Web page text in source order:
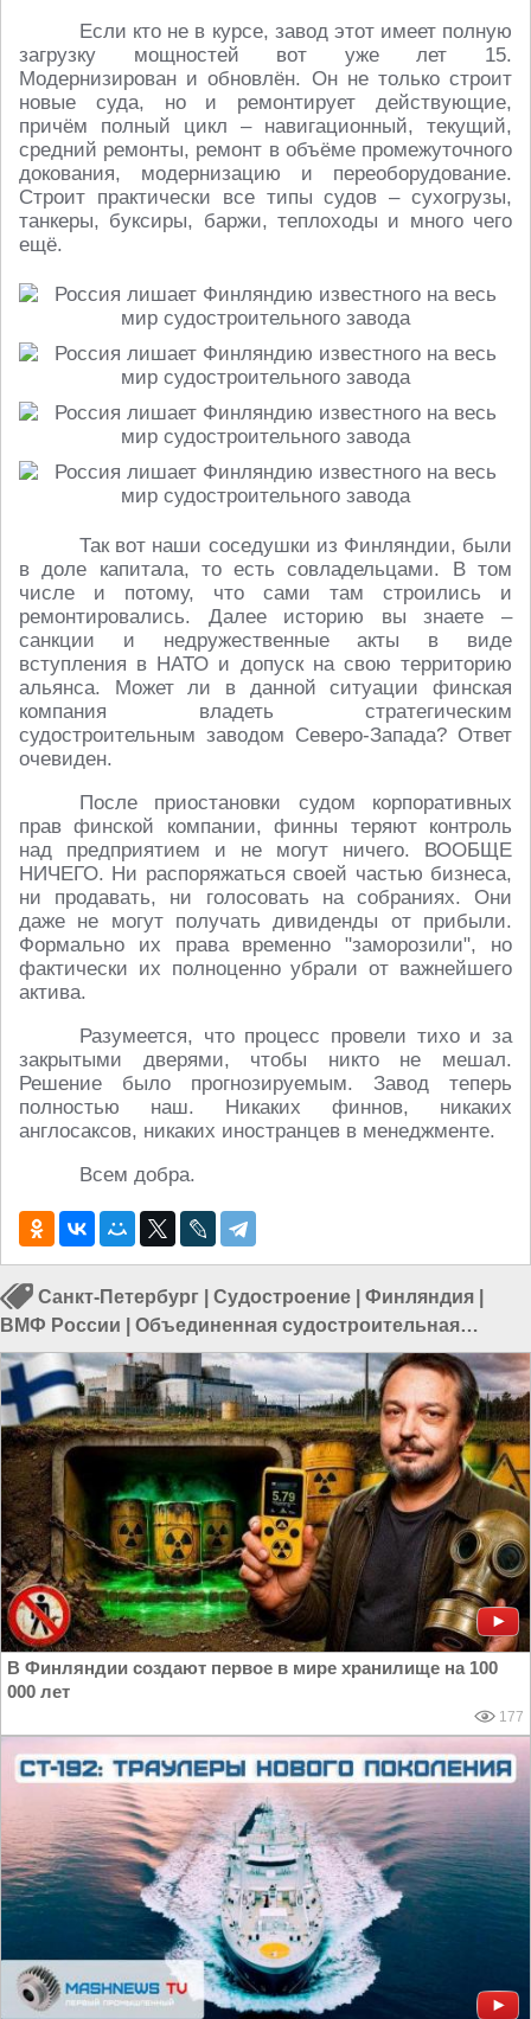
Если кто не в курсе, завод этот имеет полную
загрузку мощностей вот уже лет 15.
Модернизирован и обновлён. Он не только строит
новые суда, но и ремонтирует действующие,
причём полный цикл – навигационный, текущий,
средний ремонты, ремонт в объёме промежуточного
докования, модернизацию и переоборудование.
Строит практически все типы судов – сухогрузы,
танкеры, буксиры, баржи, теплоходы и много чего
ещё.
Так вот наши соседушки из Финляндии, были
в доле капитала, то есть совладельцами. В том
числе и потому, что сами там строились и
ремонтировались. Далее историю вы знаете –
санкции и недружественные акты в виде
вступления в НАТО и допуск на свою территорию
альянса. Может ли в данной ситуации финская
компания владеть стратегическим
судостроительным заводом Северо-Запада? Ответ
очевиден.
После приостановки судом корпоративных
прав финской компании, финны теряют контроль
над предприятием и не могут ничего. ВООБЩЕ
НИЧЕГО. Ни распоряжаться своей частью бизнеса,
ни продавать, ни голосовать на собраниях. Они
даже не могут получать дивиденды от прибыли.
Формально их права временно "заморозили", но
фактически их полноценно убрали от важнейшего
актива.
Разумеется, что процесс провели тихо и за
закрытыми дверями, чтобы никто не мешал.
Решение было прогнозируемым. Завод теперь
полностью наш. Никаких финнов, никаких
англосаксов, никаких иностранцев в менеджменте.
Всем добра.
Санкт-Петербург Судостроение Финляндия
ВМФ России
Объединенная судостроительная
корпорация|Санкции России|Ответный удар России
В Финляндии создают первое в мире хранилище на 100
000 лет
177